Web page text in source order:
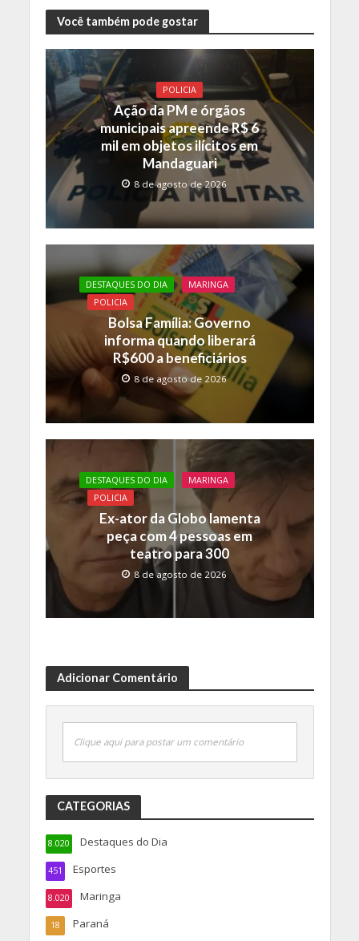
e
b
o
o
k
itt
er
at
s
A
p
p
p
y
Li
n
k
Você também pode gostar
POLICIA
Ação da PM e órgãos
municipais apreende R$ 6
mil em objetos ilícitos em
Mandaguari
8 de agosto de 2026
DESTAQUES DO DIA
MARINGA
POLICIA
Bolsa Família: Governo
informa quando liberará
R$600 a beneficiários
8 de agosto de 2026
DESTAQUES DO DIA
MARINGA
POLICIA
Ex-ator da Globo lamenta
peça com 4 pessoas em
teatro para 300
8 de agosto de 2026
Adicionar Comentário
Clique aqui para postar um comentário
CATEGORIAS
Destaques do Dia
8.020
Esportes
451
Maringa
8.020
Paraná
18